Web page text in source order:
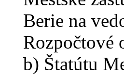
Berie na
Rozpočtové
b) Štatútu